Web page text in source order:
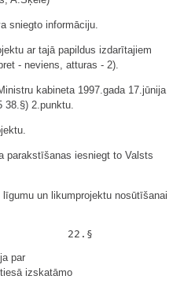
sniegto informāciju.
ar tajā papildus izdarītajiem
- neviens, atturas - 2).
kabineta 1997.gada 17.jūnija
38.§) 2.punktu.
parakstīšanas iesniegt to Valsts
un likumprojektu nosūtīšanai
par
izskatāmo